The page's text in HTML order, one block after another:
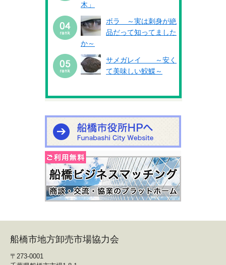
木」
ボラ ～実は刺身が絶
品だって知ってました
か～
サメガレイ ～安く
て美味しい鮫鰈～
船橋市地方卸売市場協力会
〒273-0001